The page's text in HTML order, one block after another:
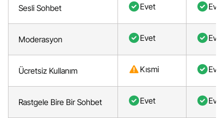
Sesli Sohbet Evet Evet
Moderasyon Evet Evet
Ücretsiz Kullanım Kısmi Evet
Rastgele Bire Bir Sohbet Evet Evet